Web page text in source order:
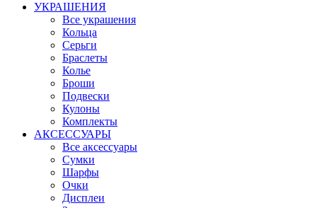
УКРАШЕНИЯ
Все украшения
Кольца
Серьги
Браслеты
Колье
Броши
Подвески
Кулоны
Комплекты
АКСЕССУАРЫ
Все аксессуары
Сумки
Шарфы
Очки
Дисплеи